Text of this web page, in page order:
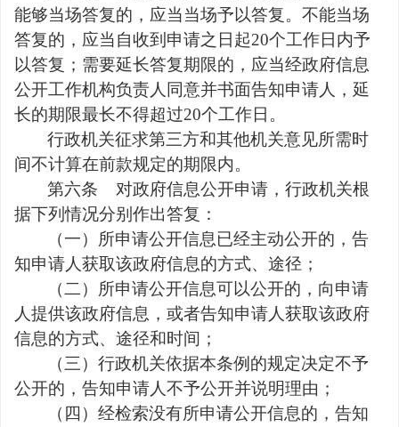
能够当场答复的，应当当场予以答复。不能当场
答复的，应当自收到申请之日起20个工作日内予
以答复；需要延长答复期限的，应当经政府信息
公开工作机构负责人同意并书面告知申请人，延
长的期限最长不得超过20个工作日。
行政机关征求第三方和其他机关意见所需时
间不计算在前款规定的期限内。
第六条
对政府信息公开申请，行政机关根
据下列情况分别作出答复：
（一）所申请公开信息已经主动公开的，告
知申请人获取该政府信息的方式、途径；
（二）所申请公开信息可以公开的，向申请
人提供该政府信息，或者告知申请人获取该政府
信息的方式、途径和时间；
（三）行政机关依据本条例的规定决定不予
公开的，告知申请人不予公开并说明理由；
（四）经检索没有所申请公开信息的，告知